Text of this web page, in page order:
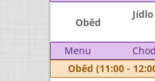
Oběd
Jídlo
Menu Chod
Oběd (11:00 -